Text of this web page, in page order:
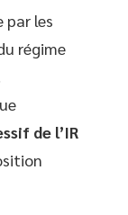
les
régime
de l’IR